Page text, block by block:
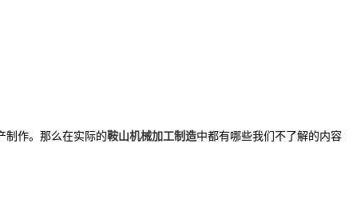
制作。那么在实际的鞍山机械加工制造中都有哪些我们不了解的内容